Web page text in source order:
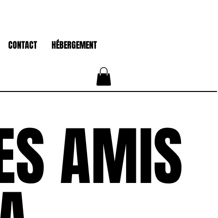
CONTACT HÉBERGEMENT
AMIS
AMIS